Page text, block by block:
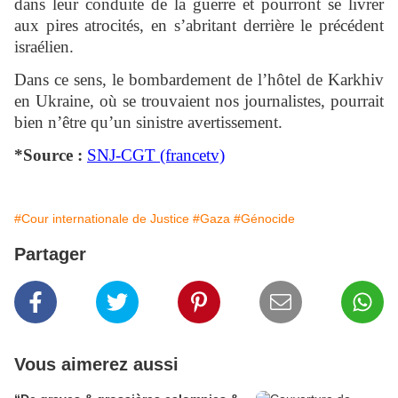
dans leur conduite de la guerre et pourront se livrer
aux pires atrocités, en s’abritant derrière le précédent
israélien.
Dans ce sens, le bombardement de l’hôtel de Karkhiv
en Ukraine, où se trouvaient nos journalistes, pourrait
bien n’être qu’un sinistre avertissement.
*Source : SNJ-CGT (francetv)
#Cour internationale de Justice #Gaza #Génocide
Partager
Vous aimerez aussi